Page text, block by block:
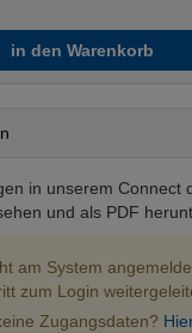
in den Warenkorb
in unserem Connect
und als PDF
am System
zum Login
Zugangsdaten?